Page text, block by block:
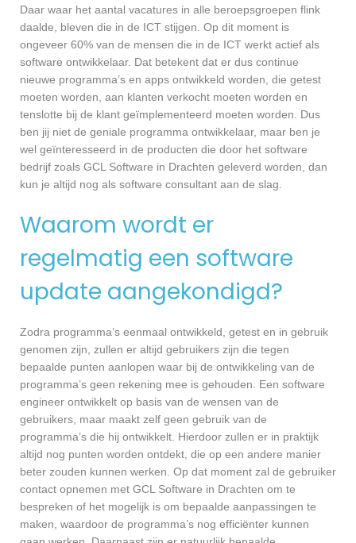
Daar waar het aantal vacatures in alle beroepsgroepen flink
daalde, bleven die in de ICT stijgen. Op dit moment is
ongeveer 60% van de mensen die in de ICT werkt actief als
software ontwikkelaar. Dat betekent dat er dus continue
nieuwe programma’s en apps ontwikkeld worden, die getest
moeten worden, aan klanten verkocht moeten worden en
tenslotte bij de klant geïmplementeerd moeten worden. Dus
ben jij niet de geniale programma ontwikkelaar, maar ben je
wel geïnteresseerd in de producten die door het software
bedrijf zoals GCL Software in Drachten geleverd worden, dan
kun je altijd nog als software consultant aan de slag.
Waarom wordt er
regelmatig een software
update aangekondigd?
Zodra programma’s eenmaal ontwikkeld, getest en in gebruik
genomen zijn, zullen er altijd gebruikers zijn die tegen
bepaalde punten aanlopen waar bij de ontwikkeling van de
programma’s geen rekening mee is gehouden. Een software
engineer ontwikkelt op basis van de wensen van de
gebruikers, maar maakt zelf geen gebruik van de
programma’s die hij ontwikkelt. Hierdoor zullen er in praktijk
altijd nog punten worden ontdekt, die op een andere manier
beter zouden kunnen werken. Op dat moment zal de gebruiker
contact opnemen met GCL Software in Drachten om te
bespreken of het mogelijk is om bepaalde aanpassingen te
maken, waardoor de programma’s nog efficiënter kunnen